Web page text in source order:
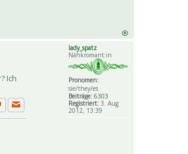
lady_spatz
Nähkromant:in
Pronomen:
sie/they/es
Beiträge: 6303
Registriert: 3. Aug
2012, 13:39
Ich
Private Nachricht senden